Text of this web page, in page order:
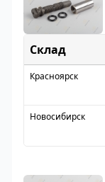
Склад
Красноярск
Новосибирск